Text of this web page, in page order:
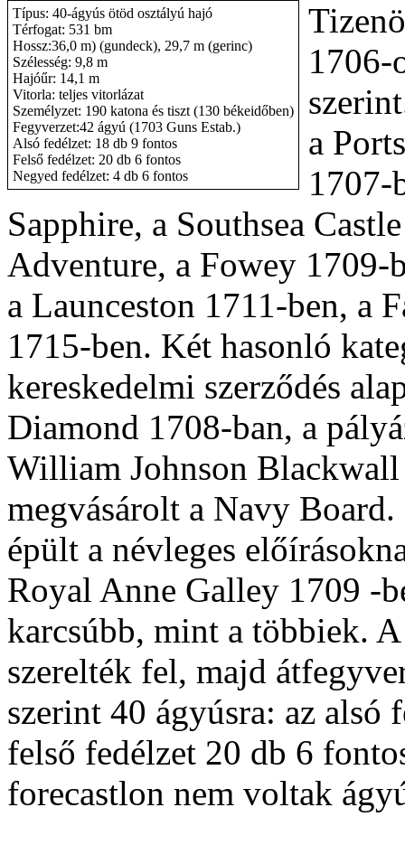
Típus: 40-ágyús ötöd osztályú hajó
Térfogat: 531 bm
Hossz:36,0 m) (gundeck), 29,7 m (gerinc)
Szélesség: 9,8 m
Hajóűr: 14,1 m
Vitorla: teljes vitorlázat
Személyzet: 190 katona és tiszt (130 békeidőben)
Fegyverzet:42 ágyú (1703 Guns Estab.)
Alsó fedélzet: 18 db 9 fontos
Felső fedélzet: 20 db 6 fontos
Negyed fedélzet: 4 db 6 fontos
1706-
a
1707-
Sapphire, a Southsea
Adventure, a Fowey 1709-
a Launceston 1711-ben, a
1715-ben. Két hasonló
kereskedelmi szerződés
Diamond 1708-ban, a
William Johnson
megvásárolt a Navy
épült a névleges
Royal Anne Galley 1709 -
karcsúbb, mint a többiek.
szerelték fel, majd
szerint 40 ágyúsra: az alsó
felső fedélzet 20 db 6
forecastlon nem voltak